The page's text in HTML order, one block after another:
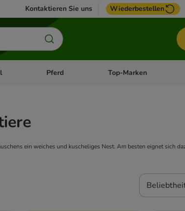
Kontaktieren Sie uns Wiederbestellen
Menü öffnen: FischKategorie-Menü öffnen: Vogel
Pferd Kategorie-Menü öffnen:
Top-Marken
ein weiches und kuscheliges Nest. Am besten eignet sich